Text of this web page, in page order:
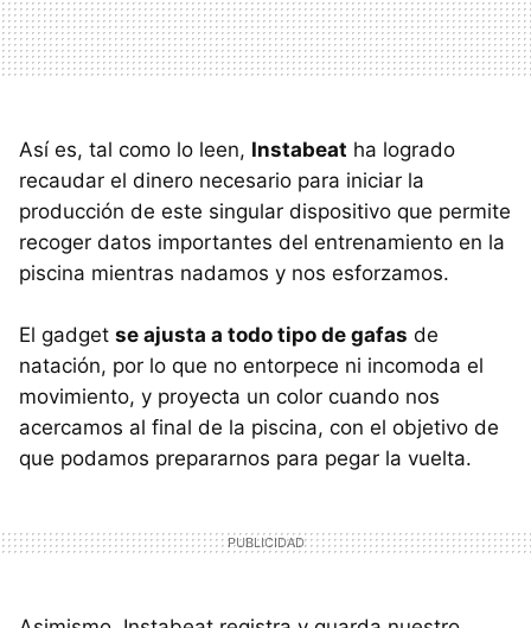
Así es, tal como lo leen, Instabeat ha logrado
recaudar el dinero necesario para iniciar la
producción de este singular dispositivo que permite
recoger datos importantes del entrenamiento en la
piscina mientras nadamos y nos esforzamos.
El gadget se ajusta a todo tipo de gafas de
natación, por lo que no entorpece ni incomoda el
movimiento, y proyecta un color cuando nos
acercamos al final de la piscina, con el objetivo de
que podamos prepararnos para pegar la vuelta.